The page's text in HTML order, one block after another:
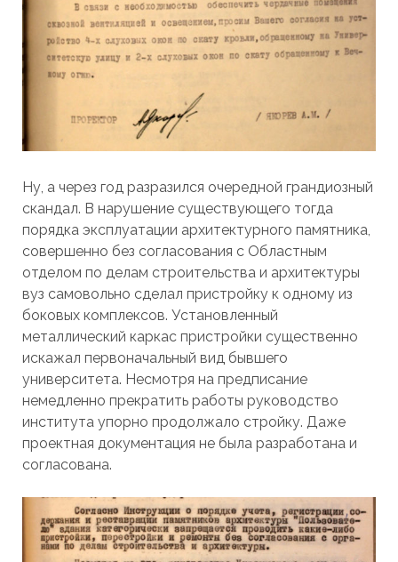
Ну, а через год разразился очередной грандиозный
скандал. В нарушение существующего тогда
порядка эксплуатации архитектурного памятника,
совершенно без согласования с Областным
отделом по делам строительства и архитектуры
вуз самовольно сделал пристройку к одному из
боковых комплексов. Установленный
металлический каркас пристройки существенно
искажал первоначальный вид бывшего
университета. Несмотря на предписание
немедленно прекратить работы руководство
института упорно продолжало стройку. Даже
проектная документация не была разработана и
согласована.